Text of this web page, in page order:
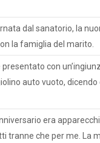
dal sanatorio, la
la famiglia del marito.
con
auto vuoto, dicendo
era
tranne che per me. La